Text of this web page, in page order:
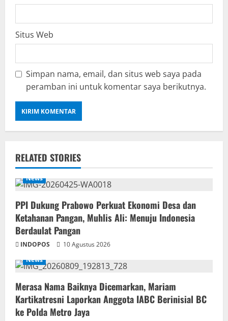
Situs Web
Simpan nama, email, dan situs web saya pada
peramban ini untuk komentar saya berikutnya.
RELATED STORIES
News
PPI Dukung Prabowo Perkuat Ekonomi Desa dan
Ketahanan Pangan, Muhlis Ali: Menuju Indonesia
Berdaulat Pangan
INDOPOS
10 Agustus 2026
News
‎Merasa Nama Baiknya Dicemarkan, Mariam
Kartikatresni Laporkan Anggota IABC Berinisial BC
ke Polda Metro Jaya